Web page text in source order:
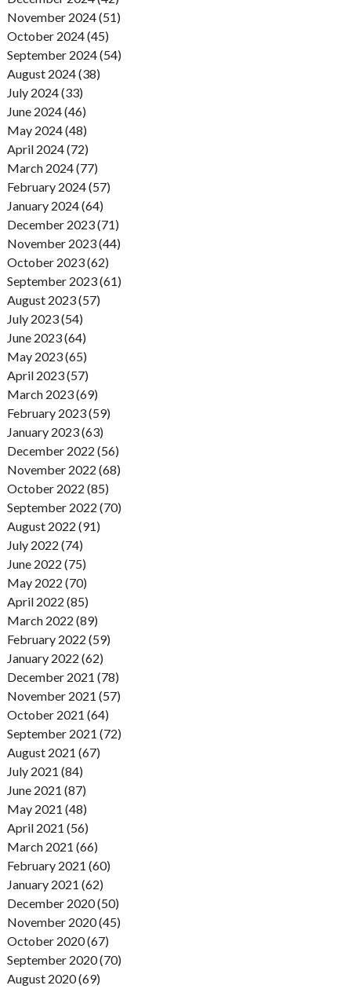
November 2024 (51)
October 2024 (45)
September 2024 (54)
August 2024 (38)
July 2024 (33)
June 2024 (46)
May 2024 (48)
April 2024 (72)
March 2024 (77)
February 2024 (57)
January 2024 (64)
December 2023 (71)
November 2023 (44)
October 2023 (62)
September 2023 (61)
August 2023 (57)
July 2023 (54)
June 2023 (64)
May 2023 (65)
April 2023 (57)
March 2023 (69)
February 2023 (59)
January 2023 (63)
December 2022 (56)
November 2022 (68)
October 2022 (85)
September 2022 (70)
August 2022 (91)
July 2022 (74)
June 2022 (75)
May 2022 (70)
April 2022 (85)
March 2022 (89)
February 2022 (59)
January 2022 (62)
December 2021 (78)
November 2021 (57)
October 2021 (64)
September 2021 (72)
August 2021 (67)
July 2021 (84)
June 2021 (87)
May 2021 (48)
April 2021 (56)
March 2021 (66)
February 2021 (60)
January 2021 (62)
December 2020 (50)
November 2020 (45)
October 2020 (67)
September 2020 (70)
August 2020 (69)